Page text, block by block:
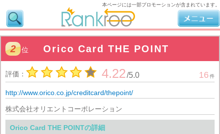
2 位 Orico Card THE POINT
評価： 4.22/5.0 16 件
http://www.orico.co.jp/creditcard/thepoint/
株式会社オリエントコーポレーション
Orico Card THE POINTの詳細
本ページには一部プロモーションが含まれています。